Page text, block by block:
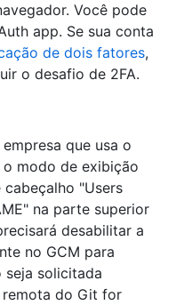
Você pode
app. Se sua conta
de dois fatores,
o desafio de 2FA.
que usa o
o modo de exibição
"Users
na parte superior
desabilitar a
no GCM para
seja solicitada
remota do Git for